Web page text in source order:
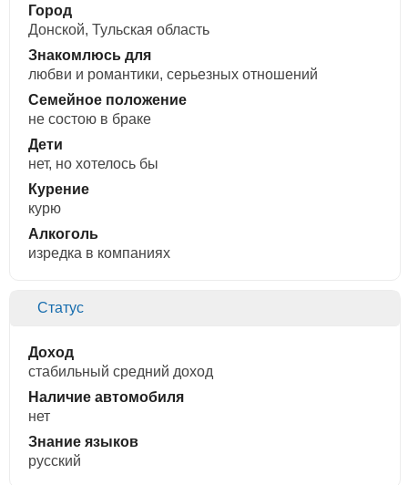
Город
Донской, Тульская область
Знакомлюсь для
любви и романтики, cерьезных отношений
Семейное положение
не состою в браке
Дети
нет, но хотелось бы
Курение
курю
Алкоголь
изредка в компаниях
Статус
Доход
стабильный средний доход
Наличие автомобиля
нет
Знание языков
русский